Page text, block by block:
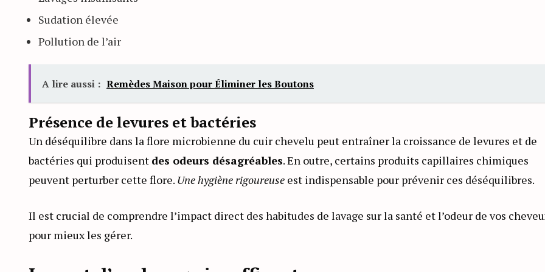
Sudation élevée
Pollution de l’air
A lire aussi : Remèdes Maison pour Éliminer les Boutons
Présence de levures et bactéries
Un déséquilibre dans la flore microbienne du cuir chevelu peut entraîner la croissance de levures et de
bactéries qui produisent des odeurs désagréables. En outre, certains produits capillaires chimiques
peuvent perturber cette flore. Une hygiène rigoureuse est indispensable pour prévenir ces déséquilibres.
Il est crucial de comprendre l’impact direct des habitudes de lavage sur la santé et l’odeur de vos
pour mieux les gérer.